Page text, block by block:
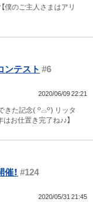
僕のご主人さまはアリ
ンテスト #6
2020/06/09 22:21
きた記念( ꒪⌓꒪) リッタ
お仕置き完了ね♪♪】
！ #124
2020/05/31 21:45